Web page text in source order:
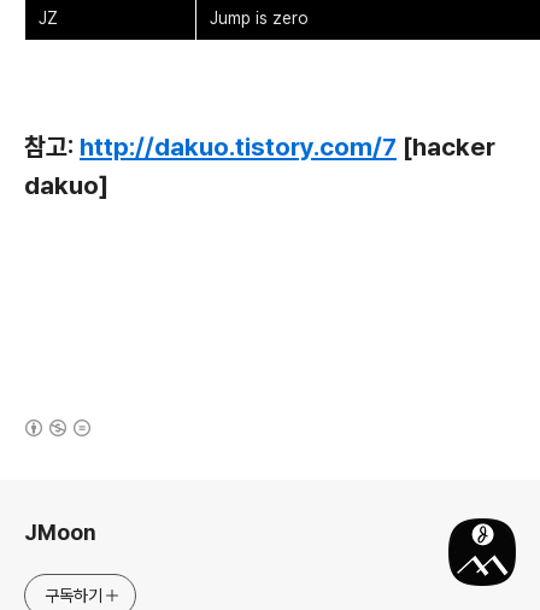
JZ Jump is zero
참고: http://dakuo.tistory.com/7 [hacker
dakuo]
JMoon
구독하기